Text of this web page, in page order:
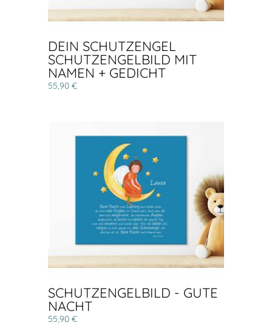
DEIN SCHUTZENGEL
SCHUTZENGELBILD MIT
NAMEN + GEDICHT
55,90 €
SCHUTZENGELBILD - GUTE
NACHT
55,90 €